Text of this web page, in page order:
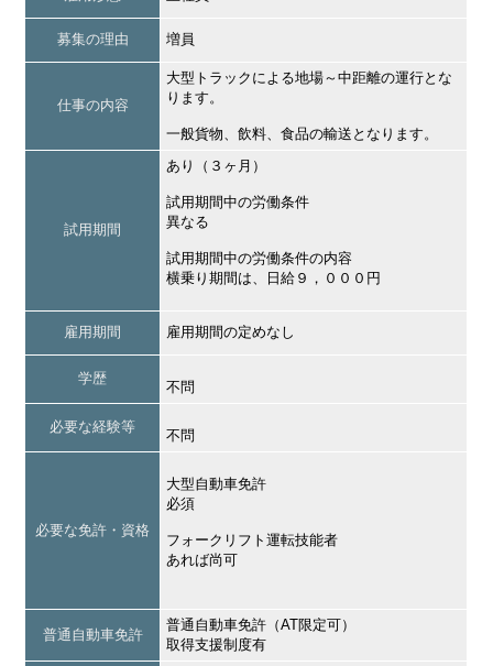
募集の理由 増員
仕事の内容
大型トラックによる地場～中距離の運行とな
ります。
一般貨物、飲料、食品の輸送となります。
試用期間
あり（３ヶ月）
試用期間中の労働条件
異なる
試用期間中の労働条件の内容
横乗り期間は、日給９，０００円
雇用期間 雇用期間の定めなし
学歴
不問
必要な経験等
不問
必要な免許・資格
大型自動車免許
必須
フォークリフト運転技能者
あれば尚可
普通自動車免許
普通自動車免許（AT限定可）
取得支援制度有